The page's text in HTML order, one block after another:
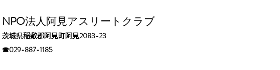
​NPO法人阿見アスリートクラブ
茨城県稲敷郡阿見町阿見2083-23
☎029-887-1185​